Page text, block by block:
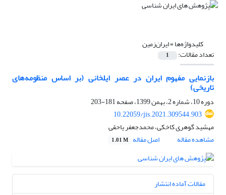
کلیدواژه‌ها =ایران‌زمین
تعداد مقالات: 1
بازنمایی مفهوم ایران‌ در عصر ایلخانی (بر اساس منظومه‌های
تاریخی)
دوره 10، شماره 2، بهمن 1399، صفحه
181-203
10.22059/jis.2021.309544.903
مهشید گوهری کاخکی، محمدجعفر یاحقی
مشاهده مقاله
اصل مقاله 1.01 M
مقالات آماده انتشار